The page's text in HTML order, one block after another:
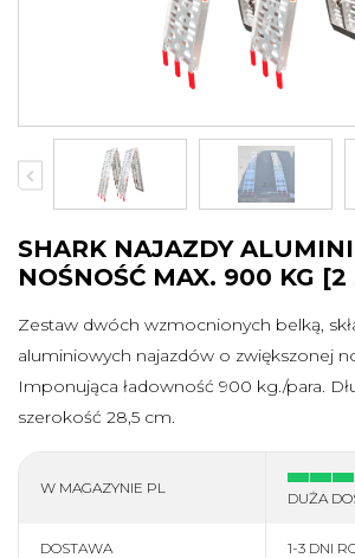
XRW RACING
Wszystkie produkty
Dystanse Zrywki
Zderzaki Osłony
Osłona napędu Dachy
Drzwi Szyby,
więcej
Kaski
SHARK NAJAZDY
NOŚNOŚĆ MAX. 900 KG [2
Zestaw dwóch wzmocnionych belką,
aluminiowych najazdów o zwiększonej
Imponująca ładowność 900 kg./para.
szerokość 28,5 cm.
W MAGAZYNIE PL
DUŻA
DOSTAWA 1-3 DNI